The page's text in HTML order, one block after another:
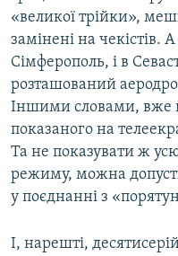
«великої трійки»,
замінені на чекістів.
Сімферополь, і в
розташований
Іншими словами, вже в
показаного на
Та не показувати ж
режиму, можна
у поєднанні з
І, нарешті,